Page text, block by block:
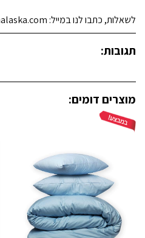
לשאלות, כתבו לנו במייל: info@migvanalaska.com
תגובות:
מוצרים דומים: